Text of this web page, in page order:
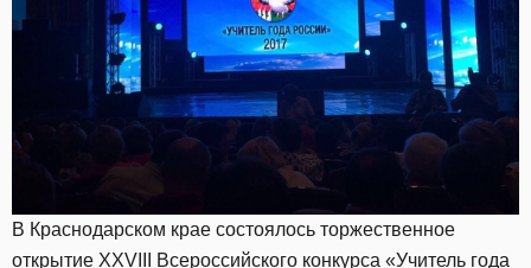
В Краснодарском крае состоялось торжественное
открытие XXVIII Всероссийского конкурса «Учитель года